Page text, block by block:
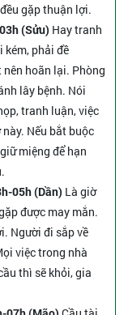
gặp thuận lợi.
(Sửu) Hay tranh
kém, phải đề
hoãn lại. Phòng
lây bệnh. Nói
tranh luận, việc
Nếu bắt buộc
miệng để hạn
05h (Dần) Là giờ
được may mắn.
Người đi sắp về
việc trong nhà
thì sẽ khỏi, gia